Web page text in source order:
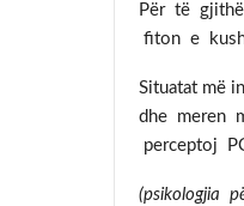
Për të
fiton e
Situatat më
dhe meren
perceptoj